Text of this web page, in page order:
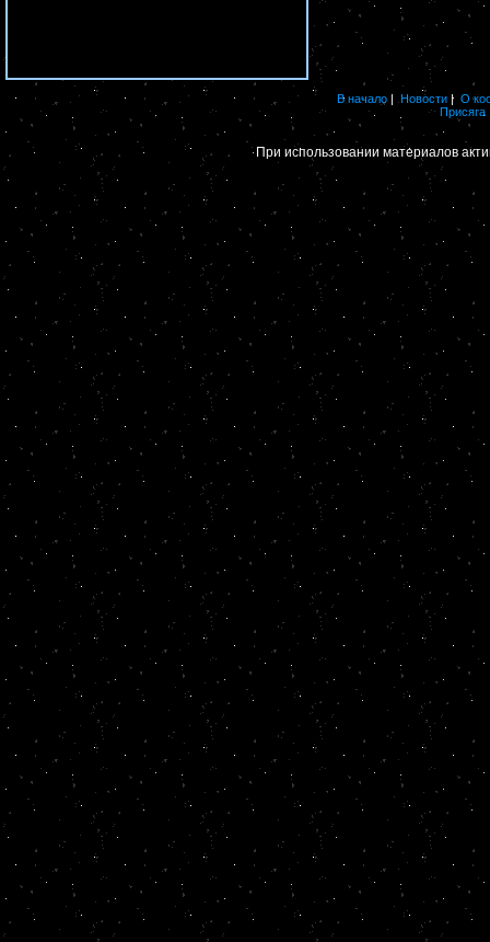
В начало | Новости | О
Присяга
При использовании материалов